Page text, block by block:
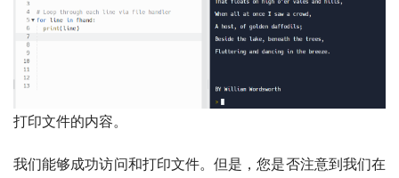
打印文件的内容。
我们能够成功访问和打印文件。但是，您是否注意到我们在